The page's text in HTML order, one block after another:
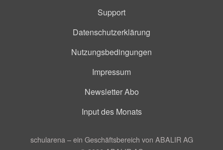
Support
Datenschutzerklärung
Nutzungsbedingungen
Impressum
Newsletter Abo
Input des Monats
schularena – ein Geschäftsbereich von ABALIR AG